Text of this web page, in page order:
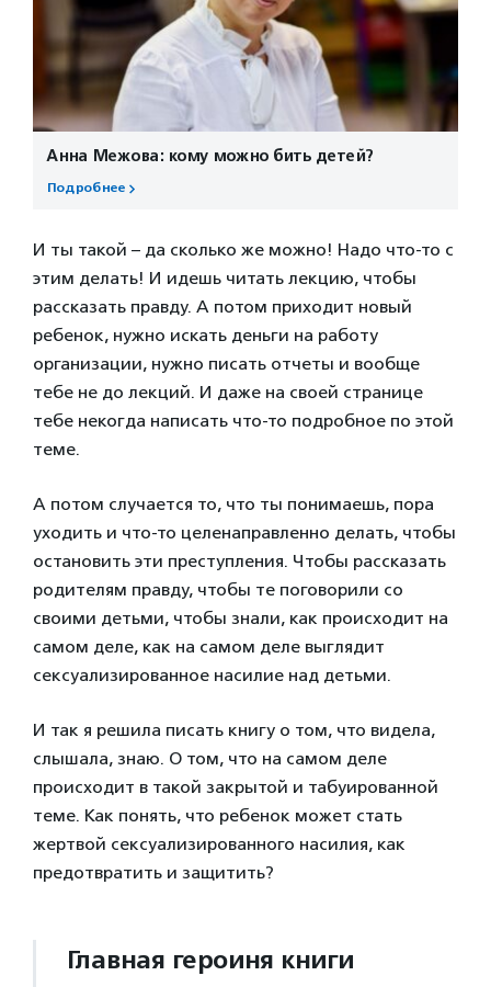
Анна Межова: кому можно бить детей?
Подробнее
И ты такой – да сколько же можно! Надо что-то с
этим делать! И идешь читать лекцию, чтобы
рассказать правду. А потом приходит новый
ребенок, нужно искать деньги на работу
организации, нужно писать отчеты и вообще
тебе не до лекций. И даже на своей странице
тебе некогда написать что-то подробное по этой
теме.
А потом случается то, что ты понимаешь, пора
уходить и что-то целенаправленно делать, чтобы
остановить эти преступления. Чтобы рассказать
родителям правду, чтобы те поговорили со
своими детьми, чтобы знали, как происходит на
самом деле, как на самом деле выглядит
сексуализированное насилие над детьми.
И так я решила писать книгу о том, что видела,
слышала, знаю. О том, что на самом деле
происходит в такой закрытой и табуированной
теме. Как понять, что ребенок может стать
жертвой сексуализированного насилия, как
предотвратить и защитить?
Главная героиня книги